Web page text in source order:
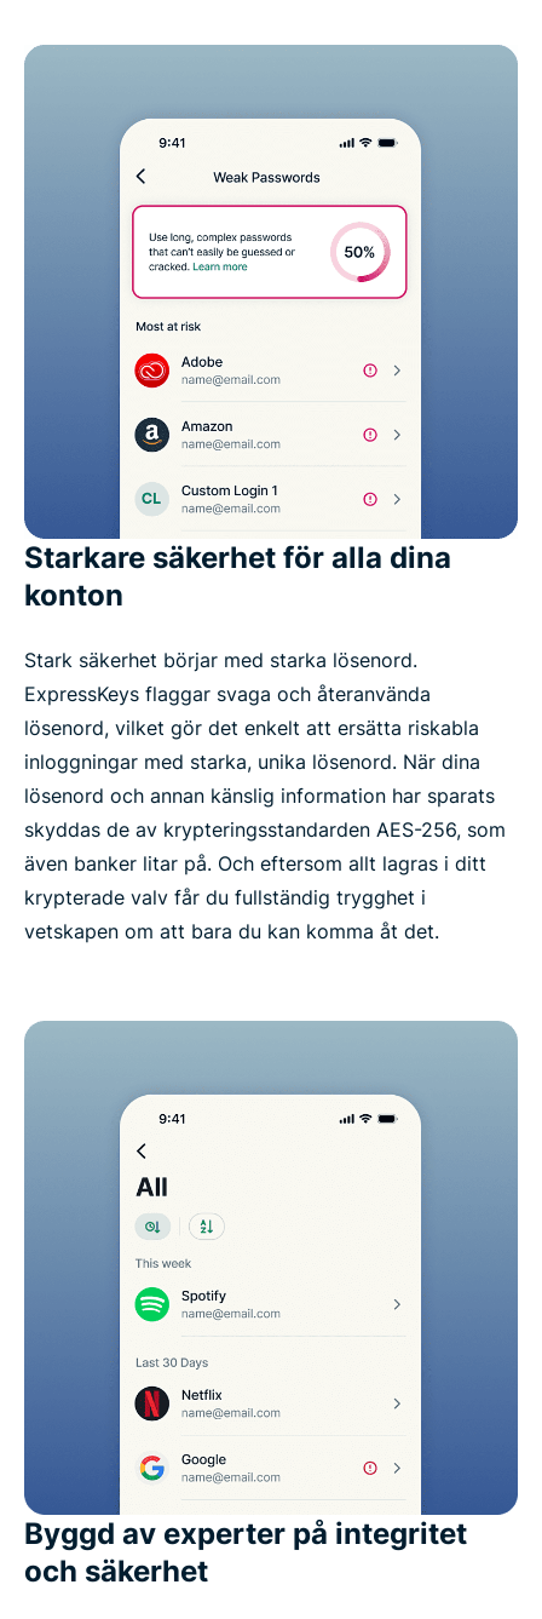
Starkare säkerhet för alla dina
konton
Stark säkerhet börjar med starka lösenord.
ExpressKeys flaggar svaga och återanvända
lösenord, vilket gör det enkelt att ersätta riskabla
inloggningar med starka, unika lösenord. När dina
lösenord och annan känslig information har sparats
skyddas de av krypteringsstandarden AES-256, som
även banker litar på. Och eftersom allt lagras i ditt
krypterade valv får du fullständig trygghet i
vetskapen om att bara du kan komma åt det.
Byggd av experter på integritet
och säkerhet